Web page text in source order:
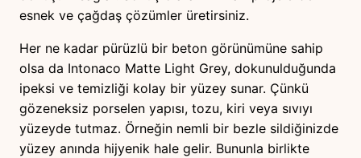
esnek ve çağdaş çözümler üretirsiniz.
Her ne kadar pürüzlü bir beton görünümüne sahip
olsa da Intonaco Matte Light Grey, dokunulduğunda
ipeksi ve temizliği kolay bir yüzey sunar. Çünkü
gözeneksiz porselen yapısı, tozu, kiri veya sıvıyı
yüzeyde tutmaz. Örneğin nemli bir bezle sildiğinizde
yüzey anında hijyenik hale gelir. Bununla birlikte